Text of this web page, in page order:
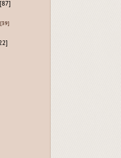
[87]
[39]